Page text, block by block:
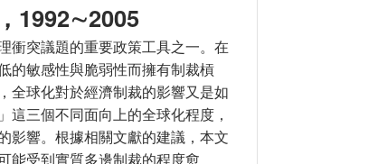
1992∼2005
衝突議題的重要政策工具之一。在
的敏感性與脆弱性而擁有制裁槓
全球化對於經濟制裁的影響又是如
三個不同面向上的全球化程度，
影響。根據相關文獻的建議，本文
能受到實質多邊制裁的程度愈